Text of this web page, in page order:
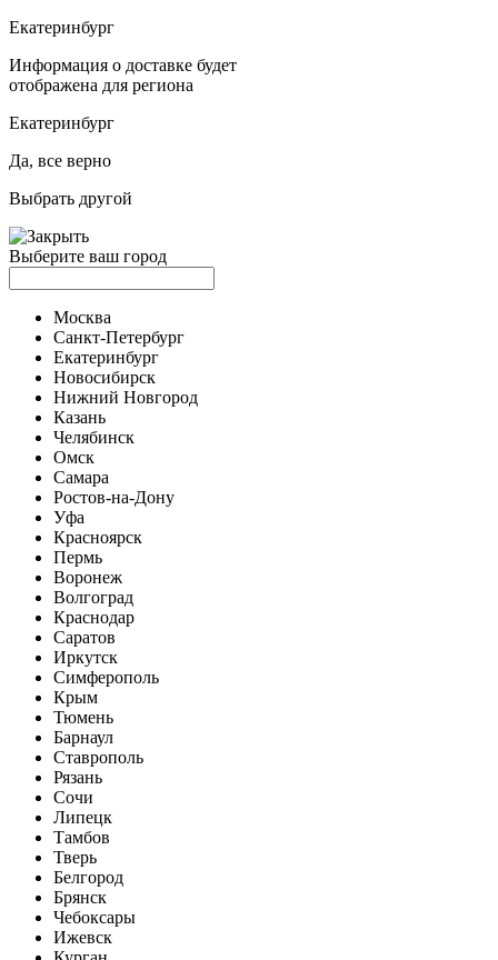
Екатеринбург
Информация о доставке будет
отображена для региона
Екатеринбург
Да, все верно
Выбрать другой
Выберите ваш город
Москва
Санкт-Петербург
Екатеринбург
Новосибирск
Нижний Новгород
Казань
Челябинск
Омск
Самара
Ростов-на-Дону
Уфа
Красноярск
Пермь
Воронеж
Волгоград
Краснодар
Саратов
Иркутск
Симферополь
Крым
Тюмень
Барнаул
Ставрополь
Рязань
Сочи
Липецк
Тамбов
Тверь
Белгород
Брянск
Чебоксары
Ижевск